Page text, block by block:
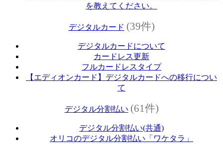
を教えてください。
デジタルカード (39件)
デジタルカードについて
カードレス更新
フルカードレスタイプ
【エディオンカード】デジタルカードへの移行につい
て
デジタル分割払い (61件)
デジタル分割払い(共通)
オリコのデジタル分割払い「ワケタラ」